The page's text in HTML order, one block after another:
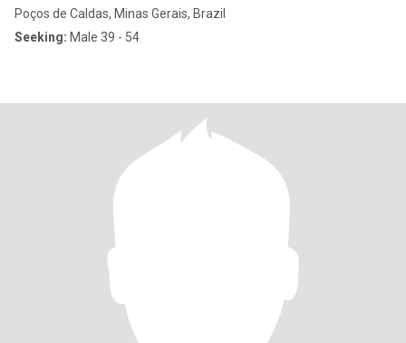
Poços de Caldas, Minas Gerais, Brazil
Seeking: Male 39 - 54